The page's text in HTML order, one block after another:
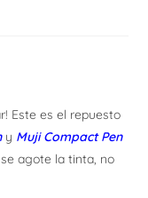
Este es el repuesto
y Muji Compact Pen
agote la tinta, no